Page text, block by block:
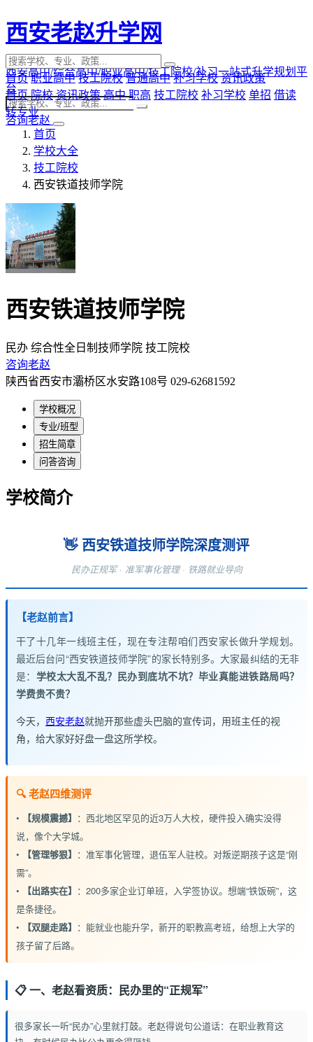
西安老赵升学网
西安高中/综合高中/职业高中/技工院校/补习一站式升学规划平
台
咨询老赵
首页 职业高中 技工院校 普通高中 补习学校 资讯政策
首页 院校 资讯政策 高中 职高 技工院校 补习学校 单招 借读
转专业
首页
学校大全
技工院校
西安铁道技师学院
西安铁道技师学院
民办 综合性全日制技师学院 技工院校
咨询老赵
陕西省西安市灞桥区水安路108号 029-62681592
学校概况
专业/班型
招生简章
问答咨询
学校简介
👋 西安铁道技师学院深度测评
民办正规军 · 准军事化管理 · 铁路就业导向
【老赵前言】
干了十几年一线班主任，现在专注帮咱们西安家长做升学规划。
最近后台问“西安铁道技师学院”的家长特别多。大家最纠结的无非
是： 学校太大乱不乱？民办到底坑不坑？毕业真能进铁路局吗？
学费贵不贵？
今天， 西安老赵就抛开那些虚头巴脑的宣传词，用班主任的视
角，给大家好好盘一盘这所学校。
🔍 老赵四维测评
• 【规模震撼】 ：西北地区罕见的近3万人大校，硬件投入确实没得
说，像个大学城。
•
【管理够狠】 ：准军事化管理，退伍军人驻校。对叛逆期孩子这是“刚
需”。
•
【出路实在】 ：200多家企业订单班，入学签协议。想端“铁饭碗”，这
是条捷径。
•
【双腿走路】 ：能就业也能升学，新开的职教高考班，给想上大学的
孩子留了后路。
📋 一、老赵看资质：民办里的“正规军”
很多家长一听“民办”心里就打鼓。老赵得说句公道话：在职业教育这